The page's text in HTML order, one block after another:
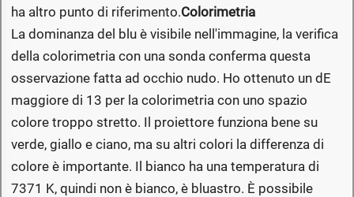
ha altro punto di riferimento.Colorimetria
La dominanza del blu è visibile nell'immagine, la verifica
della colorimetria con una sonda conferma questa
osservazione fatta ad occhio nudo. Ho ottenuto un dE
maggiore di 13 per la colorimetria con uno spazio
colore troppo stretto. Il proiettore funziona bene su
verde, giallo e ciano, ma su altri colori la differenza di
colore è importante. Il bianco ha una temperatura di
7371 K, quindi non è bianco, è bluastro. È possibile